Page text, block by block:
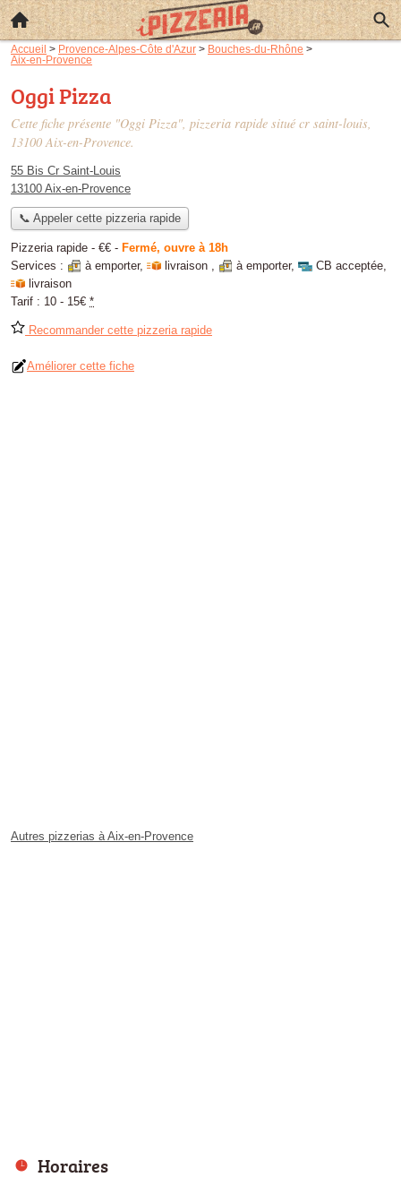
Accueil > Provence-Alpes-Côte d'Azur > Bouches-du-Rhône >
Aix-en-Provence
Oggi Pizza
Cette fiche présente "Oggi Pizza", pizzeria rapide situé cr saint-louis,
13100 Aix-en-Provence.
55 Bis Cr Saint-Louis
13100 Aix-en-Provence
📞 Appeler cette pizzeria rapide
Pizzeria rapide - €€ - Fermé, ouvre à 18h
Services :
à emporter, livraison , à emporter, CB acceptée,
livraison
Tarif : 10 - 15€ *
Recommander cette pizzeria rapide
Améliorer cette fiche
Autres pizzerias à Aix-en-Provence
Horaires